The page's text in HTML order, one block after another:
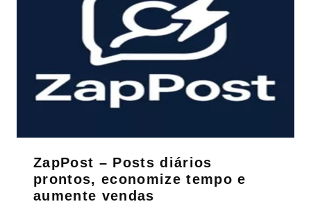
ZapPost – Posts diários
prontos, economize tempo e
aumente vendas